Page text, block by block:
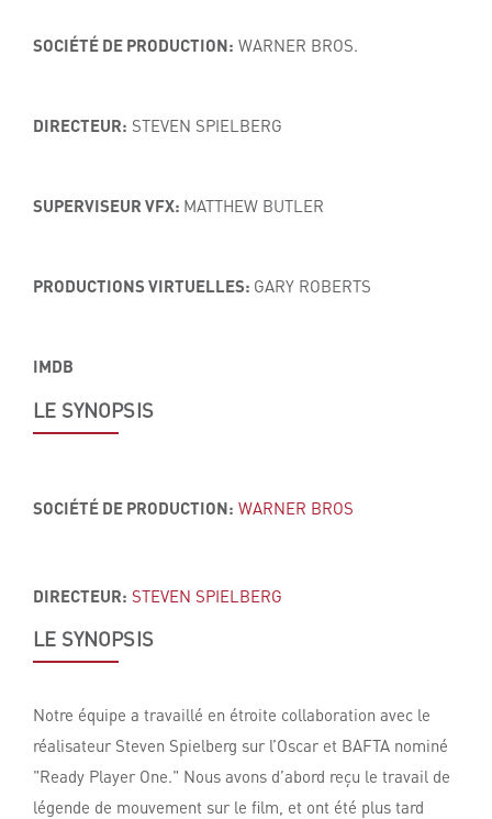
SOCIÉTÉ DE PRODUCTION: WARNER BROS.
DIRECTEUR: STEVEN SPIELBERG
SUPERVISEUR VFX: MATTHEW BUTLER
PRODUCTIONS VIRTUELLES: GARY ROBERTS
IMDB
LE SYNOPSIS
SOCIÉTÉ DE PRODUCTION: WARNER BROS
DIRECTEUR: STEVEN SPIELBERG
LE SYNOPSIS
Notre équipe a travaillé en étroite collaboration avec le
réalisateur Steven Spielberg sur l’Oscar et BAFTA nominé
"Ready Player One." Nous avons d’abord reçu le travail de
légende de mouvement sur le film, et ont été plus tard